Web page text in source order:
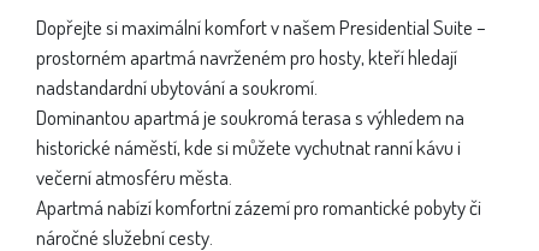
Dopřejte si maximální komfort v našem Presidential Suite –
prostorném apartmá navrženém pro hosty, kteří hledají
nadstandardní ubytování a soukromí.
Dominantou apartmá je soukromá terasa s výhledem na
historické náměstí, kde si můžete vychutnat ranní kávu i
večerní atmosféru města.
Apartmá nabízí komfortní zázemí pro romantické pobyty či
náročné služební cesty.